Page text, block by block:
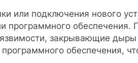
или подключения нового
программного обеспечения.
закрывающие дыры
программного обеспечения,